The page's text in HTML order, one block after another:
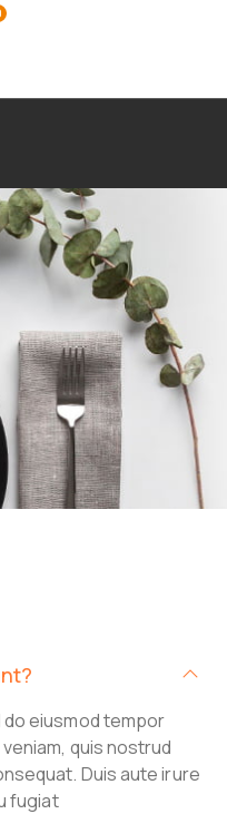
eiusmod tempor
quis nostrud
Duis aute irure
fugiat